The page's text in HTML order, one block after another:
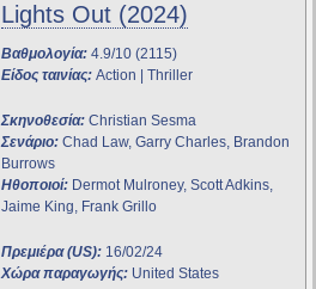
Lights Out (2024)
Βαθμολογία: 4.9/10 (2115)
Είδος ταινίας: Action | Thriller
Σκηνοθεσία: Christian Sesma
Σενάριο: Chad Law, Garry Charles, Brandon
Burrows
Ηθοποιοί: Dermot Mulroney, Scott Adkins,
Jaime King, Frank Grillo
Πρεμιέρα (US): 16/02/24
Χώρα παραγωγής: United States